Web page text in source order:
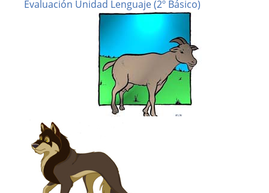
Básico)
Evaluación Unidad Lenguaje (2º Básico)